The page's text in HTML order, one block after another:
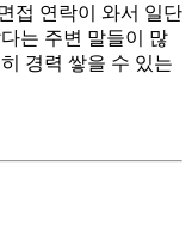
접 연락이 와서 일단
는 주변 말들이 많
경력 쌓을 수 있는